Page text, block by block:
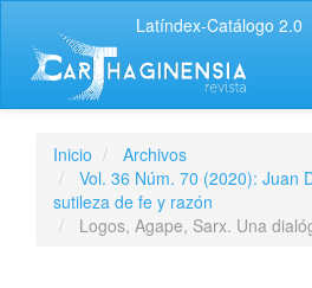
Latíndex-Catálogo 2.0
Inicio
Archivos
Vol. 36 Núm. 70 (2020): Juan
sutileza de fe y razón
Logos, Agape, Sarx. Una